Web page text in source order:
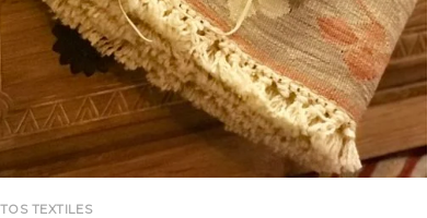
TEXTILES